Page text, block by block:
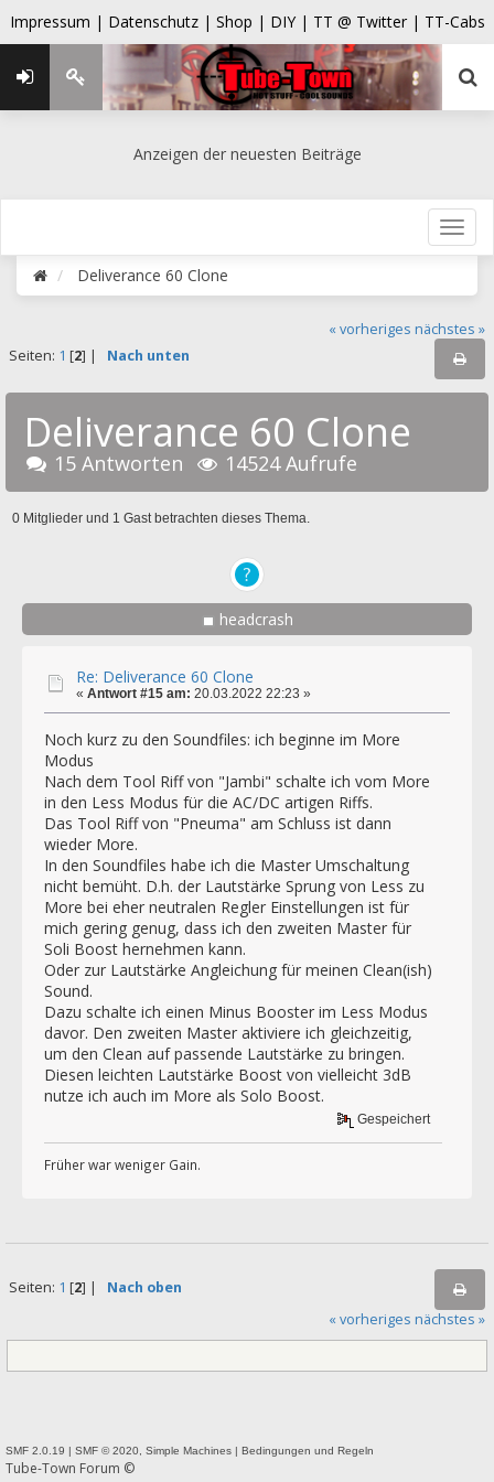
Impressum | Datenschutz | Shop | DIY | TT @ Twitter | TT-Cabs
Anzeigen der neuesten Beiträge
Deliverance 60 Clone
« vorheriges nächstes »
Seiten: 1 [2] | Nach unten
Deliverance 60 Clone
15 Antworten 14524 Aufrufe
0 Mitglieder und 1 Gast betrachten dieses Thema.
headcrash
Re: Deliverance 60 Clone
« Antwort #15 am: 20.03.2022 22:23 »
Noch kurz zu den Soundfiles: ich beginne im More
Modus
Nach dem Tool Riff von "Jambi" schalte ich vom More
in den Less Modus für die AC/DC artigen Riffs.
Das Tool Riff von "Pneuma" am Schluss ist dann
wieder More.
In den Soundfiles habe ich die Master Umschaltung
nicht bemüht. D.h. der Lautstärke Sprung von Less zu
More bei eher neutralen Regler Einstellungen ist für
mich gering genug, dass ich den zweiten Master für
Soli Boost hernehmen kann.
Oder zur Lautstärke Angleichung für meinen Clean(ish)
Sound.
Dazu schalte ich einen Minus Booster im Less Modus
davor. Den zweiten Master aktiviere ich gleichzeitig,
um den Clean auf passende Lautstärke zu bringen.
Diesen leichten Lautstärke Boost von vielleicht 3dB
nutze ich auch im More als Solo Boost.
Gespeichert
Früher war weniger Gain.
Seiten: 1 [2] | Nach oben
« vorheriges nächstes »
SMF 2.0.19 | SMF © 2020 Simple Machines | Bedingungen und Regeln
Tube-Town Forum ©